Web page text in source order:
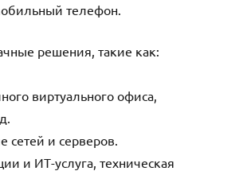
телефон.
решения, такие как:
виртуального офиса,
сетей и серверов.
и ИТ-услуга, техническая